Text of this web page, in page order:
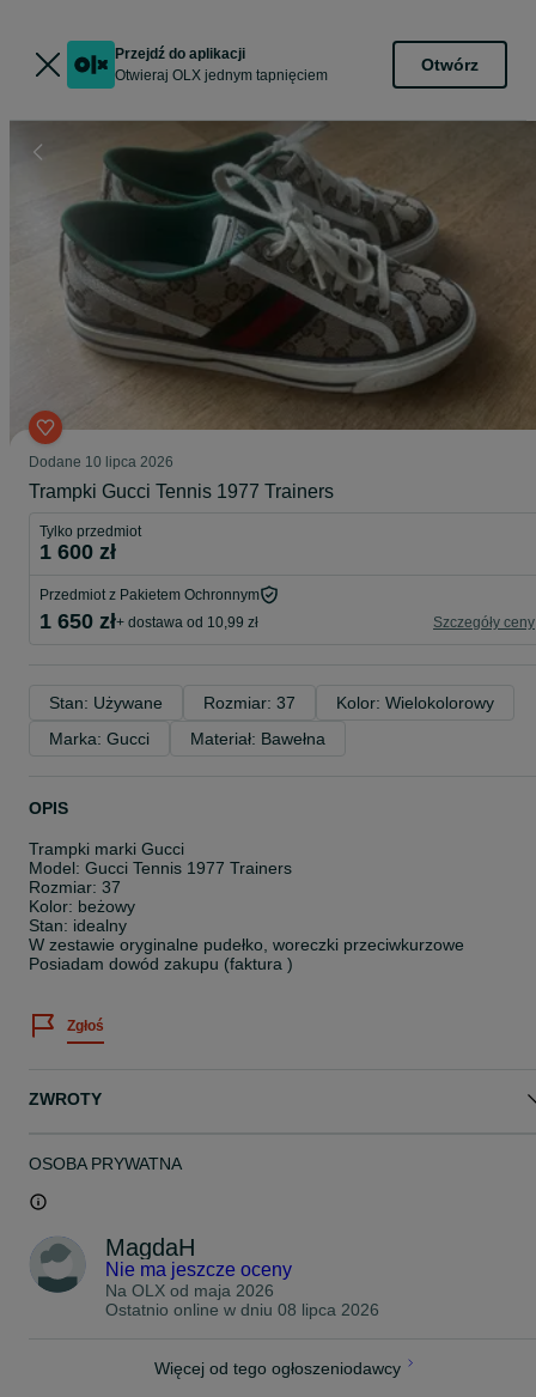
Przejdź do aplikacji
Otwieraj OLX jednym tapnięciem
Otwórz
Dodane 10 lipca 2026
Trampki Gucci Tennis 1977 Trainers
Tylko przedmiot
1 600 zł
Przedmiot z Pakietem Ochronnym
1 650 zł+ dostawa od 10,99 zł Szczegóły ceny
Stan: Używane Rozmiar: 37
Kolor: Wielokolorowy
Marka: Gucci
Materiał: Bawełna
OPIS
Trampki marki Gucci
Model: Gucci Tennis 1977 Trainers
Rozmiar: 37
Kolor: beżowy
Stan: idealny
W zestawie oryginalne pudełko, woreczki przeciwkurzowe
Posiadam dowód zakupu (faktura )
Zgłoś
ZWROTY
OSOBA PRYWATNA
MagdaH
Nie ma jeszcze oceny
Na OLX od maja 2026
Ostatnio online w dniu 08 lipca 2026
Więcej od tego ogłoszeniodawcy